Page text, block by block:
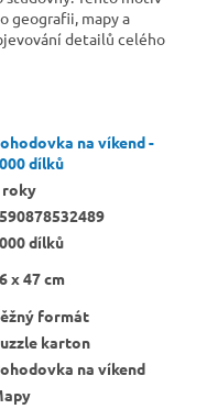
geografii, mapy a
detailů celého
na víkend -
dílků
roky
dílků
x 47 cm
formát
karton
na víkend